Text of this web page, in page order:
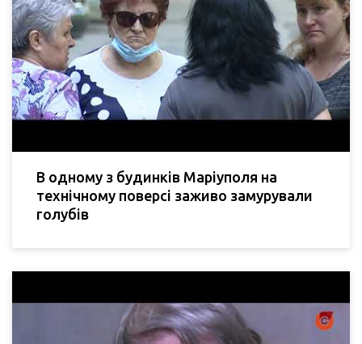
В одному з будинків Маріуполя на
технічному поверсі заживо замурували
голубів